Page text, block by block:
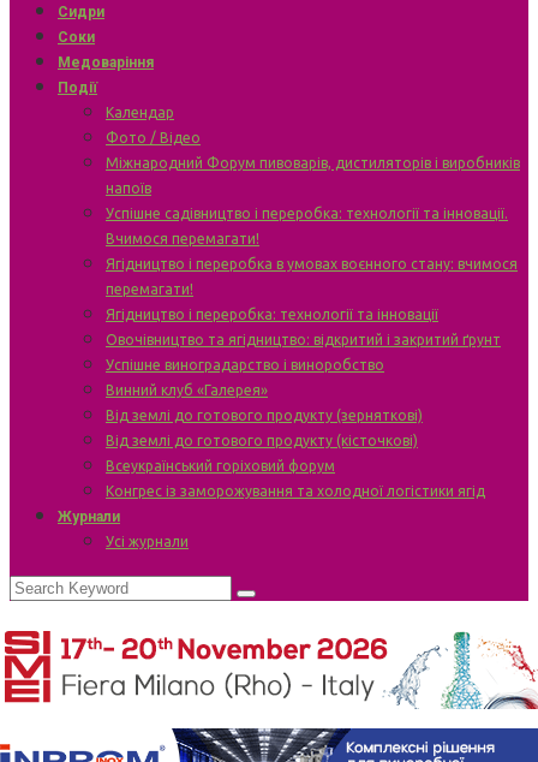
Сидри
Соки
Медоваріння
Події
Календар
Фото / Відео
Міжнародний Форум пивоварів, дистиляторів і виробників
напоїв
Успішне садівництво і переробка: технології та інновації.
Вчимося перемагати!
Ягідництво і переробка в умовах воєнного стану: вчимося
перемагати!
Ягідництво і переробка: технології та інновації
Овочівництво та ягідництво: відкритий і закритий ґрунт
Успішне виноградарство і виноробство
Винний клуб «Галерея»
Від землі до готового продукту (зерняткові)
Від землі до готового продукту (кісточкові)
Всеукраїнський горіховий форум
Конгрес із заморожування та холодної логістики ягід
Журнали
Усі журнали